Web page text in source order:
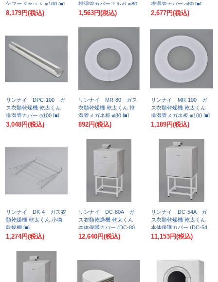
付フードセット φ100 [■]
8,179円(税込)
排湿管カバーエルボ φ80
[■]
1,563円(税込)
排湿管カバー φ80 [■]
2,677円(税込)
リンナイ DPC-100 ガ
ス衣類乾燥機 乾太くん
排湿管カバー φ100 [■]
3,048円(税込)
リンナイ MR-80 ガス
衣類乾燥機 乾太くん 排
湿管メガネ板 φ80 [■]
892円(税込)
リンナイ MR-100 ガ
ス衣類乾燥機 乾太くん
排湿管メガネ板 φ100 [■]
1,189円(税込)
リンナイ DK-4 ガス衣
類乾燥機 乾太くん 小物
乾燥棚 [■]
1,274円(税込)
リンナイ DC-80A ガ
ス衣類乾燥機 乾太くん
本体保護カバー (DC-80
の後継品) [■]
12,640円(税込)
リンナイ DC-54A ガ
ス衣類乾燥機 乾太くん
本体保護カバー (DC-54
の後継品) [■]
11,153円(税込)